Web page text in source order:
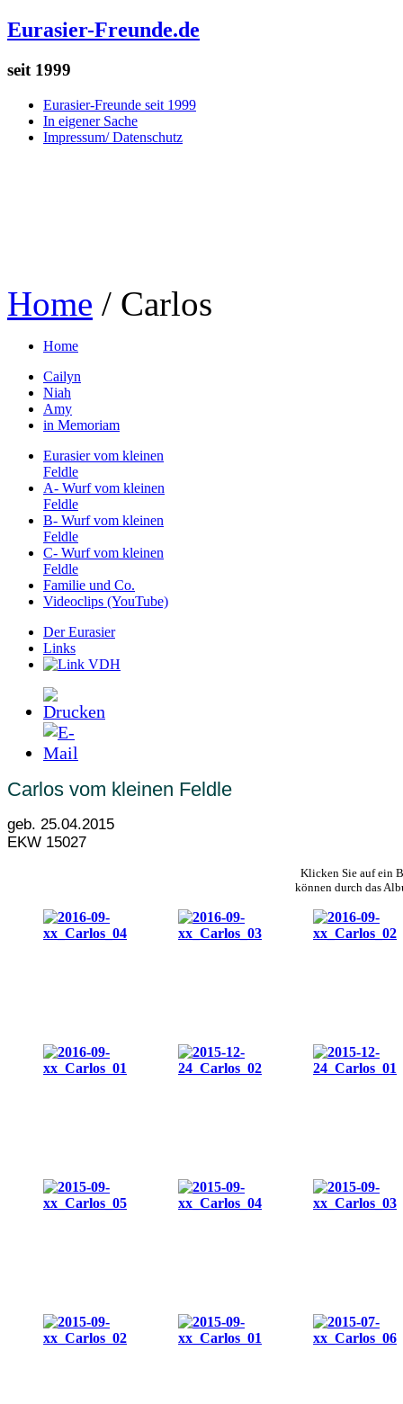
Eurasier-Freunde.de
seit 1999
Eurasier-Freunde seit 1999
In eigener Sache
Impressum/ Datenschutz
Home / Carlos
Home
Cailyn
Niah
Amy
in Memoriam
Eurasier vom kleinen
Feldle
A- Wurf vom kleinen
Feldle
B- Wurf vom kleinen
Feldle
C- Wurf vom kleinen
Feldle
Familie und Co.
Videoclips (YouTube)
Der Eurasier
Links
Carlos vom kleinen Feldle
geb. 25.04.2015
EKW 15027
Klicken Sie auf ein
können durch das